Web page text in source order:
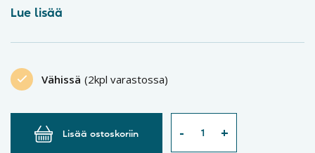
Lue lisää
Vähissä (2kpl varastossa)
Lisää ostoskoriin